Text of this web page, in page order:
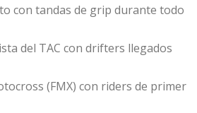
con tandas de grip durante todo
del TAC con drifters llegados
(FMX) con riders de primer